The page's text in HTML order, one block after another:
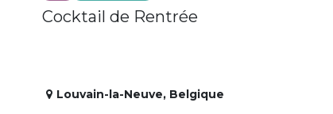
Cocktail de Rentrée
Louvain-la-Neuve, Belgique